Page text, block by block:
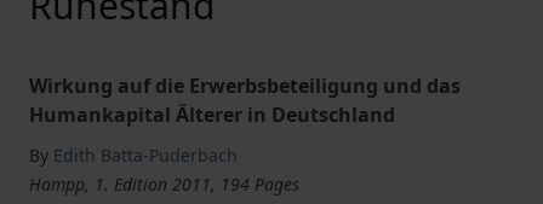
Wirkung auf die Erwerbsbeteiligung und das
Humankapital Älterer in Deutschland
By Edith Batta-Puderbach
Hampp, 1. Edition 2011, 194 Pages